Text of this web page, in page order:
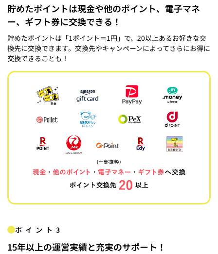
貯めたポイントは現金や他のポイント、電子マネ
ー、ギフト券に交換できる！
貯めたポイントは「1ポイント＝1円」で、20以上あるお好きな交
換先に交換できます。交換先やキャンペーンによってさらにお得に
交換できることも！
ポイント3
15年以上の運営実績と充実のサポート！